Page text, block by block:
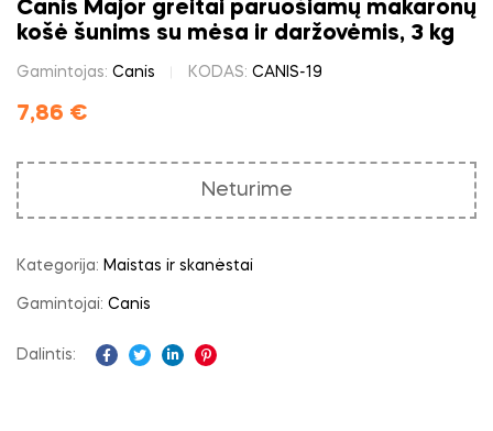
Canis Major greitai paruošiamų makaronų
košė šunims su mėsa ir daržovėmis, 3 kg
Gamintojas: Canis KODAS: CANIS-19
7,86 €
Neturime
Kategorija: Maistas ir skanėstai
Gamintojai: Canis
Dalintis: